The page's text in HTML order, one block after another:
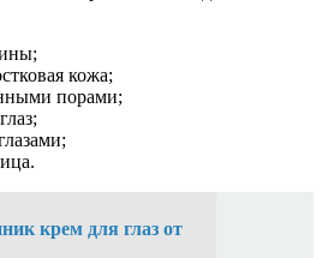
кожа;
порами;
крем для глаз от